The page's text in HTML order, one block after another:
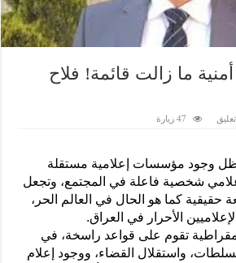
ما زالت قائمة! فلاح
47 زيارة
ظل وجود مؤسسات إعلامية مستقلة
شخصية فاعلة في المجتمع، وتجعل
حقيقية كما هو الحال في العالم الحر،
الأحرار في العراق.
تقوم على قواعد راسخة، في
واستقلال القضاء، ووجود إعلام